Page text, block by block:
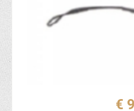
€